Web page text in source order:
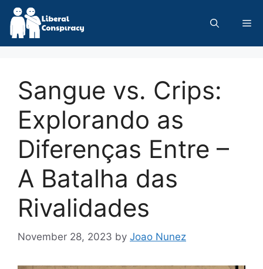
Skip
content
Sangue vs. Crips:
Explorando as
Diferenças Entre –
A Batalha das
Rivalidades
November 28, 2023 by Joao Nunez